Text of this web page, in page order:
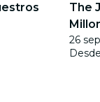
The
26